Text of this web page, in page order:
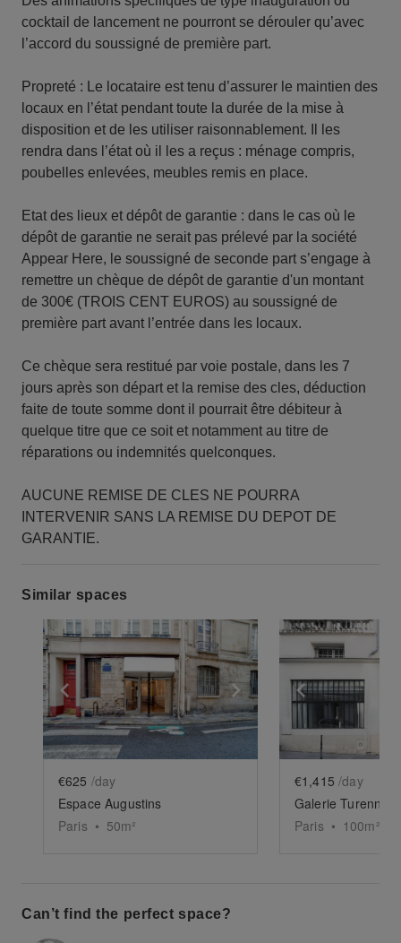
cocktail de lancement ne pourront se dérouler qu’avec
l’accord du soussigné de première part.
Propreté : Le locataire est tenu d’assurer le maintien des
locaux en l’état pendant toute la durée de la mise à
disposition et de les utiliser raisonnablement. Il les
rendra dans l’état où il les a reçus : ménage compris,
poubelles enlevées, meubles remis en place.
Etat des lieux et dépôt de garantie : dans le cas où le
dépôt de garantie ne serait pas prélevé par la société
Appear Here, le soussigné de seconde part s’engage à
remettre un chèque de dépôt de garantie d'un montant
de 300€ (TROIS CENT EUROS) au soussigné de
première part avant l’entrée dans les locaux.
Ce chèque sera restitué par voie postale, dans les 7
jours après son départ et la remise des cles, déduction
faite de toute somme dont il pourrait être débiteur à
quelque titre que ce soit et notamment au titre de
réparations ou indemnités quelconques.
AUCUNE REMISE DE CLES NE POURRA
INTERVENIR SANS LA REMISE DU DEPOT DE
GARANTIE.
Similar spaces
Show previous slide Show next slide
€625 /day
Espace Augustins
Paris • 50m²
Show
€1,415 /day
Paris • 100m²
Can’t find the perfect space?